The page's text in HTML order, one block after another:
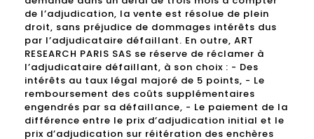
de l’adjudication, la vente est résolue de plein
droit, sans préjudice de dommages intérêts dus
par l’adjudicataire défaillant. En outre, ART
RESEARCH PARIS SAS se réserve de réclamer à
l’adjudicataire défaillant, à son choix : - Des
intérêts au taux légal majoré de 5 points, - Le
remboursement des coûts supplémentaires
engendrés par sa défaillance, - Le paiement de la
différence entre le prix d’adjudication initial et le
prix d’adjudication sur réitération des enchères